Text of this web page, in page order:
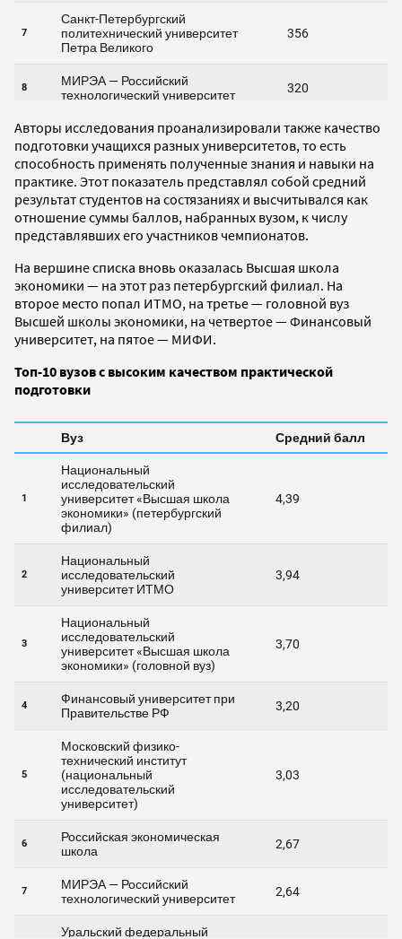
Авторы исследования проанализировали также качество
подготовки учащихся разных университетов, то есть
способность применять полученные знания и навыки на
практике. Этот показатель представлял собой средний
результат студентов на состязаниях и высчитывался как
отношение суммы баллов, набранных вузом, к числу
представлявших его участников чемпионатов.
На вершине списка вновь оказалась Высшая школа
экономики — на этот раз петербургский филиал. На
второе место попал ИТМО, на третье — головной вуз
Высшей школы экономики, на четвертое — Финансовый
университет, на пятое — МИФИ.
Топ-10 вузов с высоким качеством практической
подготовки